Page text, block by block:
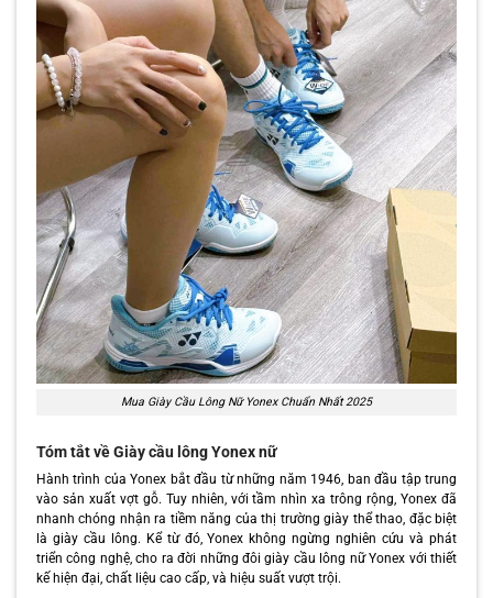
Mua Giày Cầu Lông Nữ Yonex Chuẩn Nhất 2025
Tóm tắt về Giày cầu lông Yonex nữ
Hành trình của Yonex bắt đầu từ những năm 1946, ban đầu tập trung
vào sản xuất vợt gỗ. Tuy nhiên, với tầm nhìn xa trông rộng, Yonex đã
nhanh chóng nhận ra tiềm năng của thị trường giày thể thao, đặc biệt
là giày cầu lông. Kể từ đó, Yonex không ngừng nghiên cứu và phát
triển công nghệ, cho ra đời những đôi giày cầu lông nữ Yonex với thiết
kế hiện đại, chất liệu cao cấp, và hiệu suất vượt trội.